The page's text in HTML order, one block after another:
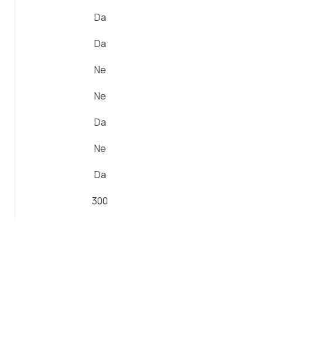
Da
Da
Ne
Ne
Da
Ne
Da
300